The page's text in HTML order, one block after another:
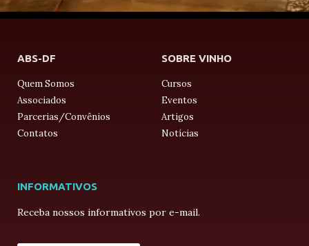
ABS-DF
Quem Somos
Associados
Parcerias/Convênios
Contatos
SOBRE VINHO
Cursos
Eventos
Artigos
Notícias
INFORMATIVOS
Receba nossos informativos por e-mail.